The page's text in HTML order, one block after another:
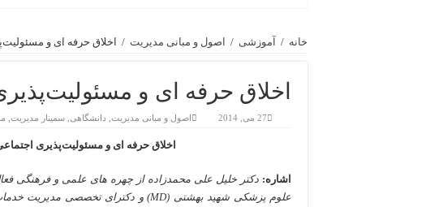
خانه / آموزشی / اصول و مبانی مدیریت / اخلاق حرفه ای و
اخلاق حرفه ای و
27 می, 2014 اصول و مبانی مدیریت دانشگاهی سمینار مدیریت
اخلاق حرفه ای و مسئولیت‌پذیری
اشاره: دکتر خلیل علی محمدزاده از چهره های علمی و فرهنگی